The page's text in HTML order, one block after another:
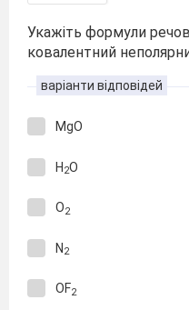
Укажіть формули
ковалентний
варіанти відповідей
MgO
H2O
O2
N2
OF2